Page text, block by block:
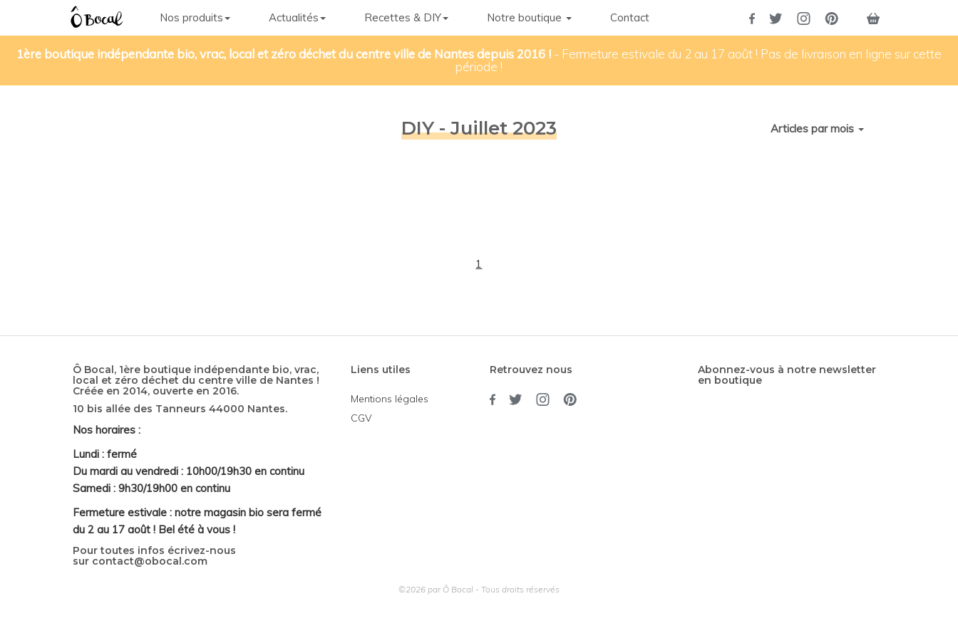
Nos produits Actualités Recettes & DIY Notre boutique Contact
1ère boutique indépendante bio, vrac, local et zéro déchet du centre ville de Nantes depuis 2016 ! - Fermeture estivale du 2 au 17 août ! Pas de livraison en ligne sur cette
période !
DIY - Juillet 2023 Articles par mois
1
Ô Bocal, 1ère boutique indépendante bio, vrac,
local et zéro déchet du centre ville de Nantes !
Créée en 2014, ouverte en 2016.
10 bis allée des Tanneurs 44000 Nantes.
Nos horaires :
Lundi : fermé
Du mardi au vendredi : 10h00/19h30 en continu
Samedi : 9h30/19h00 en continu
Fermeture estivale : notre magasin bio sera fermé
du 2 au 17 août ! Bel été à vous !
Pour toutes infos écrivez-nous
sur contact@obocal.com
Liens utiles
Mentions légales
CGV
Retrouvez nous
Abonnez-vous à notre newsletter
en boutique
©2026 par Ô Bocal - Tous droits réservés